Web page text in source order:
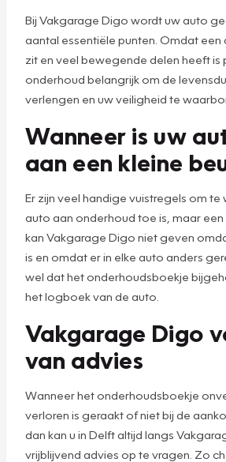
Bij Vakgarage Digo wordt uw auto
aantal essentiële punten. Omdat een
zit en veel bewegende delen heeft is
onderhoud belangrijk om de
verlengen en uw veiligheid te
Wanneer is uw
aan een kleine
Er zijn veel handige vuistregels om
auto aan onderhoud toe is, maar
kan Vakgarage Digo niet geven
is en omdat er in elke auto anders
wel dat het onderhoudsboekje
het logboek van de auto.
Vakgarage Digo
van advies
Wanneer het onderhoudsboekje
verloren is geraakt of niet bij de
dan kan u in Delft altijd langs
vrijblijvend advies op te vragen. Zo